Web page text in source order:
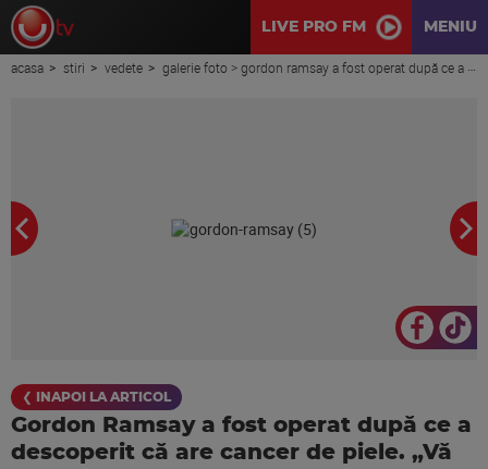
LIVE PRO FM MENIU
acasa stiri vedete galerie foto > gordon ramsay a fost operat după ce a descoperit că are cancer de piele. „vă rog să nu uitați crema solară”
❮ INAPOI LA ARTICOL
Gordon Ramsay a fost operat după ce a
descoperit că are cancer de piele. „Vă